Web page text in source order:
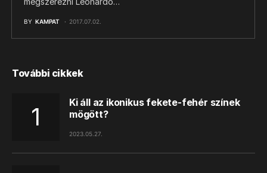
BY KAMPAT 2017.07.02.
További cikkek
Ki áll az ikonikus fekete-fehér színek
mögött?
2023.05.27.